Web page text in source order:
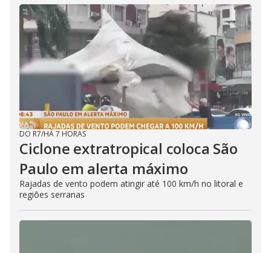
DO R7/HÁ 7 HORAS
Ciclone extratropical coloca São
Paulo em alerta máximo
Rajadas de vento podem atingir até 100 km/h no litoral e
regiões serranas